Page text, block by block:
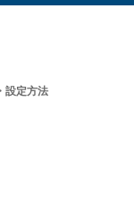
設定方法